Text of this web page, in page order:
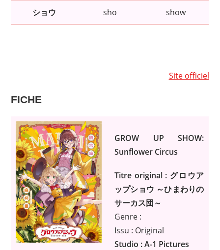
ショウ sho show
Site officiel
FICHE
GROW UP SHOW:
Sunflower Circus
Titre original : グロウア
ップショウ ～ひまわりの
サーカス団～
Genre :
Issu : Original
Studio : A-1 Pictures